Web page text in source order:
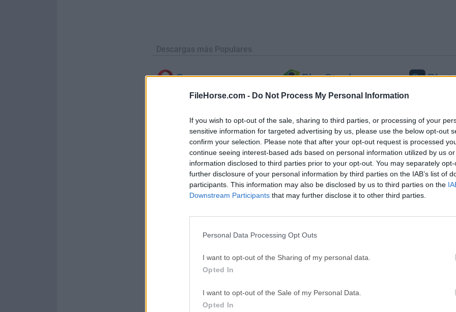
FileHorse.com - Do Not Process My Personal Information
If you wish to opt-out of the sale, sharing to third parties, or processing of your
sensitive information for targeted advertising by us, please use the below opt-out
confirm your selection. Please note that after your opt-out request is processed
continue seeing interest-based ads based on personal information utilized by us
information disclosed to third parties prior to your opt-out. You may separately
further disclosure of your personal information by third parties on the IAB’s list of
participants. This information may also be disclosed by us to third parties on the
Downstream Participants that may further disclose it to other third parties.
Personal Data Processing Opt Outs
I want to opt-out of the Sharing of my personal data.
Opted In
I want to opt-out of the Sale of my Personal Data.
Opted In
Descargas más Populares
Opera
Opera 134.0 Build 5954.46 (64-bit...
BlueStacks
BlueStacks 10.42.251.1003 Adobe
LDPlayer - Android Emulator GTA 6 for PS5 CapCut
PC Repair Hero Wars
Hero Wars - Online Action Game TradingView -
Halo: Campaign
Halo: Campaign Evolved
eFootball 2026
eFootball 2026
EA
EA SPORTS
Acerca de WindowBlinds
WindowBlinds permite a los usuarios personalizar la interfaz del escritorio de
elementos personalizables incluyen el panel de inicio, la barra de tareas, los marcos
Windows o cualquier skin descargado de WinCustomize.com, o crea tus propios
colores, las fuentes y las ventanas del explorador y guarda tus creaciones como